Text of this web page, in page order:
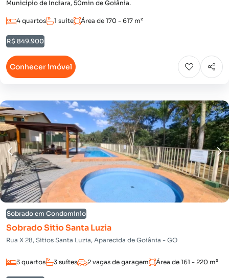
Município de Indiara, 50min de Goiânia.
4 quartos 1 suíte Área de 170 - 617 m²
R$ 849.900
Conhecer imóvel
Sobrado em Condomínio
Sobrado Sitio Santa Luzia
Rua X 28, Sitios Santa Luzia, Aparecida de Goiânia - GO
3 quartos 3 suítes 2 vagas de garagem Área de 161 - 220 m²